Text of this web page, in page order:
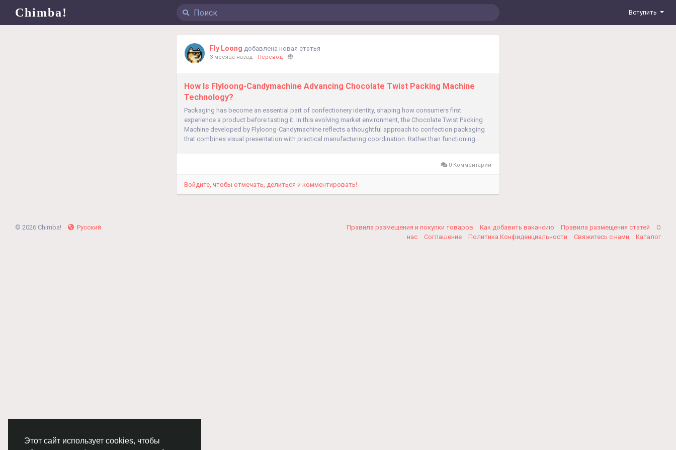
Этот сайт использует cookies, чтобы
Chimba! Вступить
Fly Loong добавлена новая статья
3 месяца назад - Перевод -
How Is Flyloong-Candymachine Advancing Chocolate Twist Packing Machine
Technology?
Packaging has become an essential part of confectionery identity, shaping how consumers first
experience a product before tasting it. In this evolving market environment, the Chocolate Twist Packing
Machine developed by Flyloong-Candymachine reflects a thoughtful approach to confection packaging
that combines visual presentation with practical manufacturing coordination. Rather than functioning...
0 Комментарии
Войдите, чтобы отмечать, делиться и комментировать!
© 2026 Chimba! Русский Правила размещения и покупки товаров Как добавить вакансию Правила размещения статей
О
нас
Соглашение Политика Конфиденциальности Свяжитесь с нами Каталог